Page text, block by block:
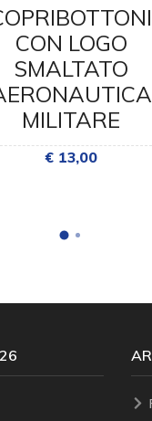
CON LOGO
SMALTATO
MILITARE
€ 13,00